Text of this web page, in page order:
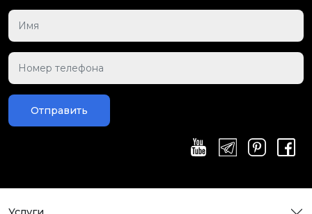
Отправить